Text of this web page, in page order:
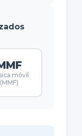
móvil
(MMF)